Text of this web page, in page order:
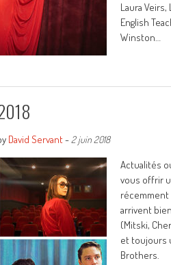
Laura Veirs,
English
Winston…
David Servant- 2 juin 2018
Actualités
vous offrir
récemment
arrivent
(Mitski,
et toujours
Brothers.